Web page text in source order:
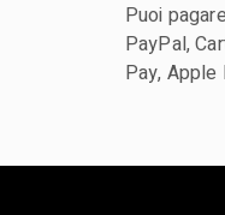
Puoi
PayPal,
Pay, Apple